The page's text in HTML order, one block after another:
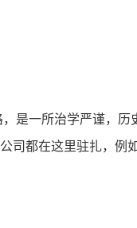
是一所治学严谨，
司都在这里驻扎，例